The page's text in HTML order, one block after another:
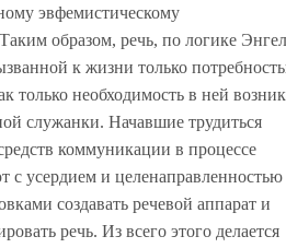
эвфемистическому
образом, речь, по логике
к жизни только
только необходимость в ней
служанки. Начавшие трудиться
коммуникации в процессе
с усердием и целенаправленностью
создавать речевой аппарат и
речь. Из всего этого делается